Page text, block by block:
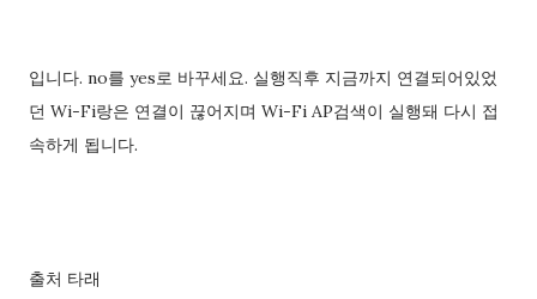
입니다. no를 yes로 바꾸세요. 실행직후 지금까지 연결되어있었
던 Wi-Fi랑은 연결이 끊어지며 Wi-Fi AP검색이 실행돼 다시 접
속하게 됩니다.
출처 타래